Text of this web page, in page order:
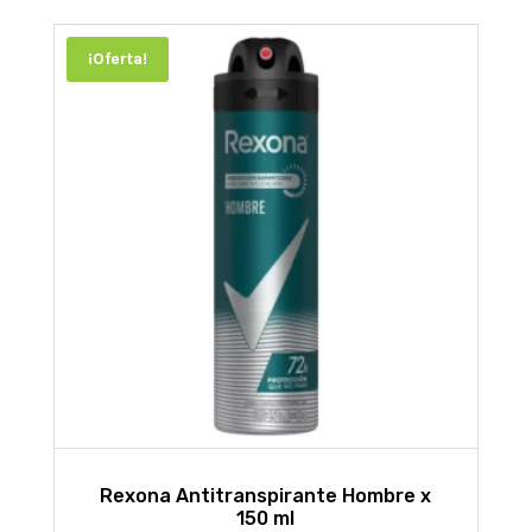
¡Oferta!
Rexona Antitranspirante Hombre x
150 ml